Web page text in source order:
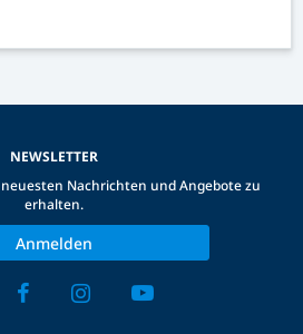
NEWSLETTER
Nachrichten und Angebote zu
erhalten.
Anmelden